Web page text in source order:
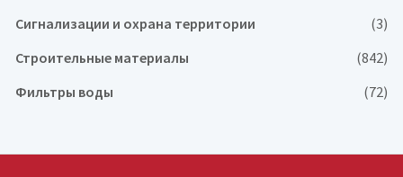
Сигнализации и охрана территории
(3)
Строительные материалы
(842)
Фильтры воды
(72)